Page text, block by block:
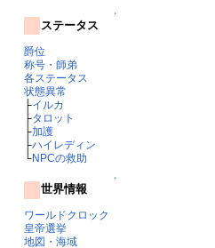
↑
ステータス
爵位
称号・師弟
各ステータス
状態異常
├イルカ
├タロット
├加護
├ハイレディン
└NPCの救助
↑
世界情報
ワールドクロック
皇帝選挙
地図・海域